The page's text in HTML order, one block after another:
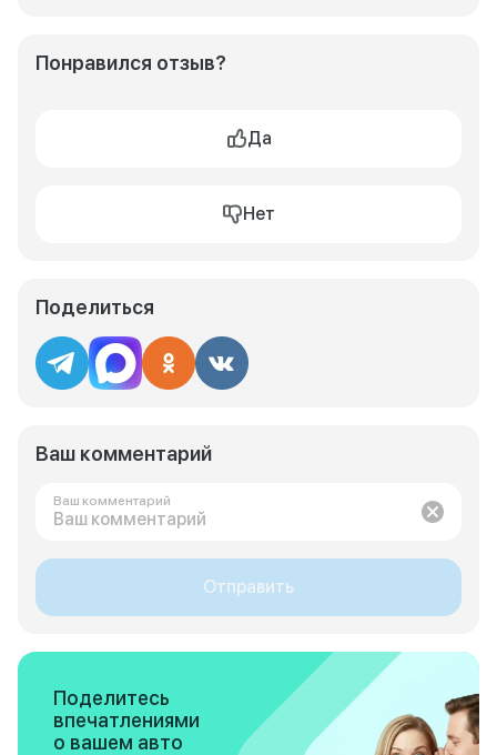
Понравился отзыв?
Да
Нет
Поделиться
Ваш комментарий
Ваш комментарий
Отправить
Поделитесь
впечатлениями
о вашем авто